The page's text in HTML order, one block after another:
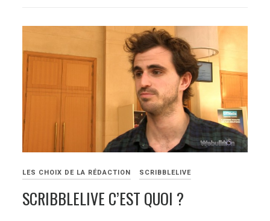
LES CHOIX DE LA RÉDACTION SCRIBBLELIVE
SCRIBBLELIVE C’EST QUOI ?